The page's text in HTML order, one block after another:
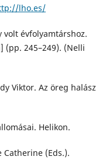
lho.es/
volt évfolyamtárshoz.
(pp. 245–249). (Nelli
Viktor. Az öreg halász
Helikon.
Catherine (Eds.).